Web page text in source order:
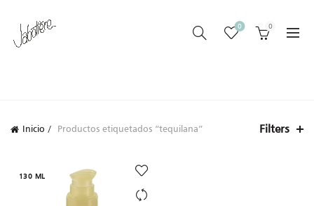
0 0
Inicio Productos etiquetados “tequilana” Filters
130 ML